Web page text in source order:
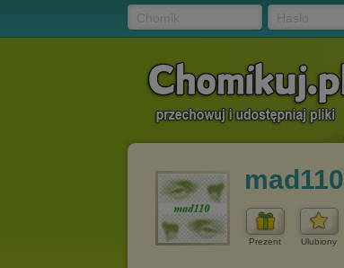
mad110
Prezent Ulubiony